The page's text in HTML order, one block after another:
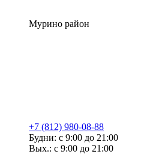
Мурино район
+7 (812) 980-08-88
Будни: с 9:00 до 21:00
Вых.: с 9:00 до 21:00